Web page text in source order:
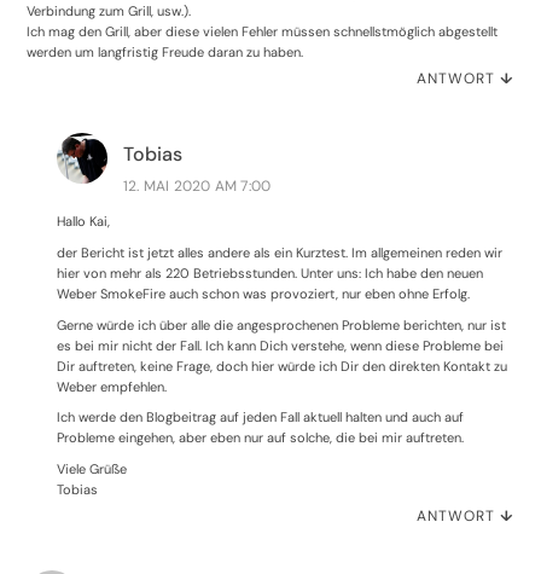
Verbindung zum Grill, usw.).
Ich mag den Grill, aber diese vielen Fehler müssen schnellstmöglich abgestellt
werden um langfristig Freude daran zu haben.
ANTWORT ↓
Tobias
12. MAI 2020 AM 7:00
Hallo Kai,
der Bericht ist jetzt alles andere als ein Kurztest. Im allgemeinen reden wir
hier von mehr als 220 Betriebsstunden. Unter uns: Ich habe den neuen
Weber SmokeFire auch schon was provoziert, nur eben ohne Erfolg.
Gerne würde ich über alle die angesprochenen Probleme berichten, nur ist
es bei mir nicht der Fall. Ich kann Dich verstehe, wenn diese Probleme bei
Dir auftreten, keine Frage, doch hier würde ich Dir den direkten Kontakt zu
Weber empfehlen.
Ich werde den Blogbeitrag auf jeden Fall aktuell halten und auch auf
Probleme eingehen, aber eben nur auf solche, die bei mir auftreten.
Viele Grüße
Tobias
ANTWORT ↓